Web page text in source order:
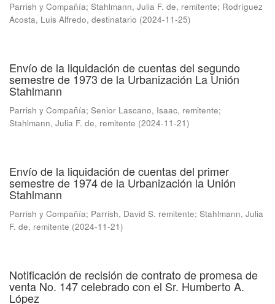
Parrish y Compañía; Stahlmann, Julia F. de, remitente; Rodríguez
Acosta, Luis Alfredo, destinatario (2024-11-25)
Envío de la liquidación de cuentas del segundo
semestre de 1973 de la Urbanización La Unión
Stahlmann
Parrish y Compañía; Senior Lascano, Isaac, remitente;
Stahlmann, Julia F. de, remitente (2024-11-21)
Envío de la liquidación de cuentas del primer
semestre de 1974 de la Urbanización la Unión
Stahlmann
Parrish y Compañía; Parrish, David S. remitente; Stahlmann, Julia
F. de, remitente (2024-11-21)
Notificación de recisión de contrato de promesa de
venta No. 147 celebrado con el Sr. Humberto A.
López